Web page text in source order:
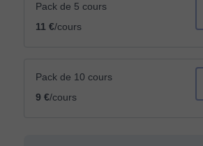
Pack de 5 cours
11 €/cours
Pack de 10 cours
9 €/cours